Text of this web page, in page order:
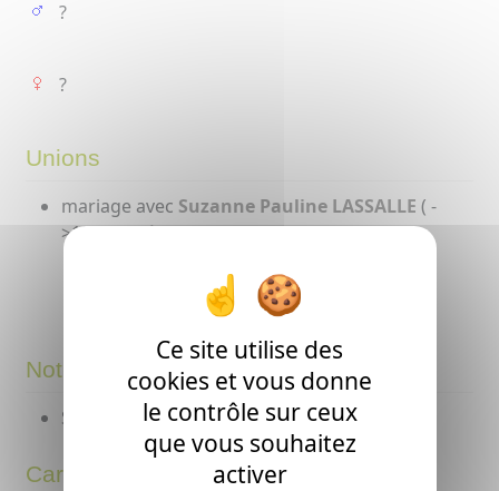
?
?
Unions
mariage avec Suzanne Pauline LASSALLE ( -
>1865 Oraàs ? ) dont:
Maysonnave-Couterou
( Oraàs ? - >1904
Sauveterre-de-Béarn ? )
Notes
Sait signer.
Carte
Ce site utilise des
cookies et vous donne
le contrôle sur ceux
que vous souhaitez
activer